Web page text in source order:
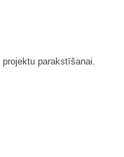
parakstīšanai.